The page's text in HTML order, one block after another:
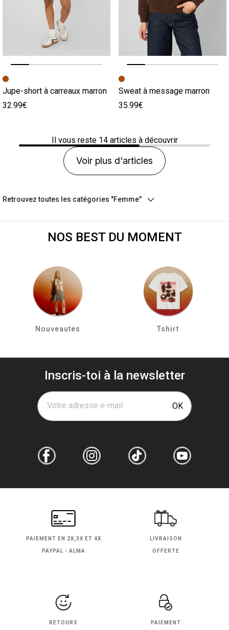
Image précédente
Image suivante
Jupe-short à carreaux marron
32.99€
Image précédente
Image suivante
Sweat à message marron
35.99€
Il vous reste 14articles à découvrir
Voir plus d'articles
Retrouvez toutes les catégories "Femme"
NOS BEST DU MOMENT
Nouveautes Tshirt
Inscris-toi à la newsletter
Votre adresse e-mail OK
PAIEMENT EN 2X,3X ET 4X
PAYPAL - ALMA
LIVRAISON
OFFERTE
RETOURS PAIEMENT